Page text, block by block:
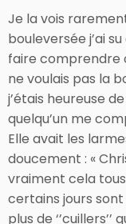
Je la vois
bouleversée j’ai
faire comprendre
ne voulais pas la
j’étais heureuse
quelqu’un me
Elle avait les
doucement : «
vraiment cela tous
certains jours sont
plus de